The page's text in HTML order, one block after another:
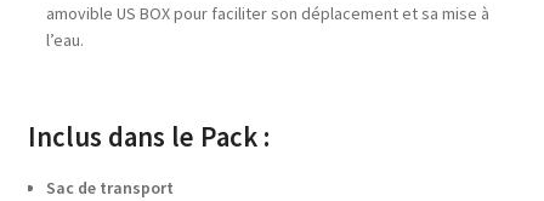
amovible US BOX pour faciliter son déplacement et sa mise à
l’eau.
Inclus dans le Pack :
Sac de transport